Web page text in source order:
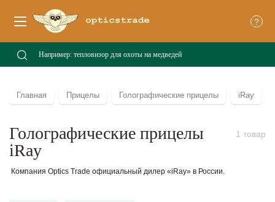
?
Главная Прицелы Голографические прицелы iRay
Голографические прицелы
iRay
1 товар
Компания Optics Trade официальный дилер «iRay» в России.